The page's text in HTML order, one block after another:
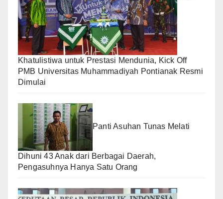
Khatulistiwa untuk Prestasi Mendunia, Kick Off
PMB Universitas Muhammadiyah Pontianak Resmi
Dimulai
Panti Asuhan Tunas Melati
Dihuni 43 Anak dari Berbagai Daerah,
Pengasuhnya Hanya Satu Orang